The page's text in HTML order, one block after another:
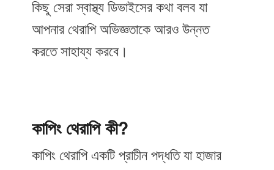
কিছু সেরা স্বাস্থ্য ডিভাইসের কথা বলব যা
আপনার থেরাপি অভিজ্ঞতাকে আরও উন্নত
করতে সাহায্য করবে।
কাপিং থেরাপি কী?
কাপিং থেরাপি একটি প্রাচীন পদ্ধতি যা হাজার